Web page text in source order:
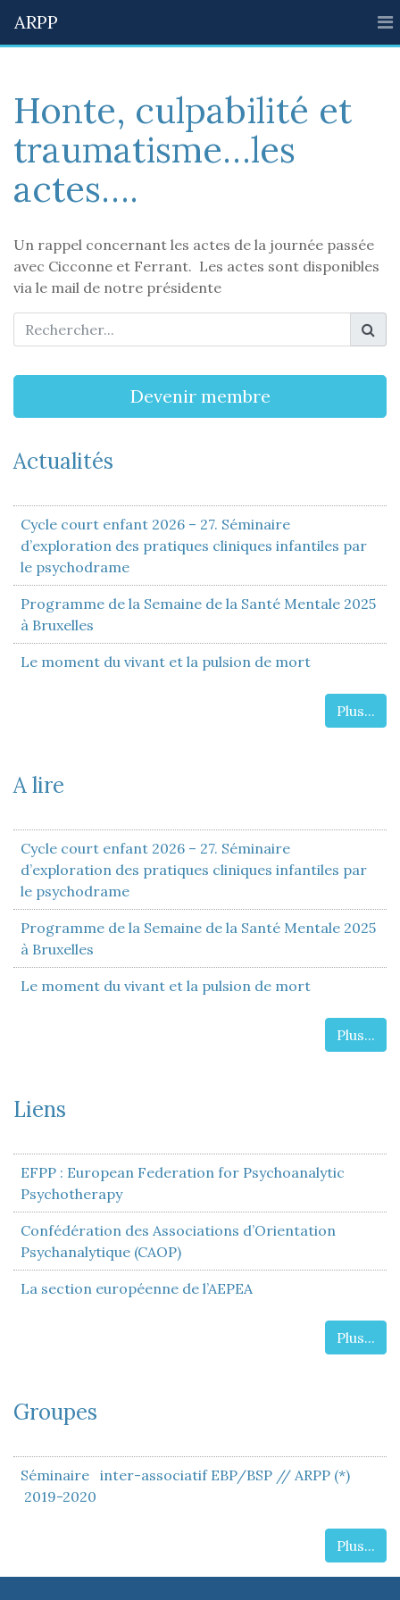
ARPP
Honte, culpabilité et
traumatisme…les
actes….
Un rappel concernant les actes de la journée passée
avec Cicconne et Ferrant. Les actes sont disponibles
via le mail de notre présidente
Devenir membre
Actualités
Cycle court enfant 2026 – 27. Séminaire
d’exploration des pratiques cliniques infantiles par
le psychodrame
Programme de la Semaine de la Santé Mentale 2025
à Bruxelles
Le moment du vivant et la pulsion de mort
Plus...
A lire
Cycle court enfant 2026 – 27. Séminaire
d’exploration des pratiques cliniques infantiles par
le psychodrame
Programme de la Semaine de la Santé Mentale 2025
à Bruxelles
Le moment du vivant et la pulsion de mort
Plus...
Liens
EFPP : European Federation for Psychoanalytic
Psychotherapy
Confédération des Associations d’Orientation
Psychanalytique (CAOP)
La section européenne de l’AEPEA
Plus...
Groupes
Séminaire inter-associatif EBP/BSP // ARPP (*)
2019-2020
Plus...